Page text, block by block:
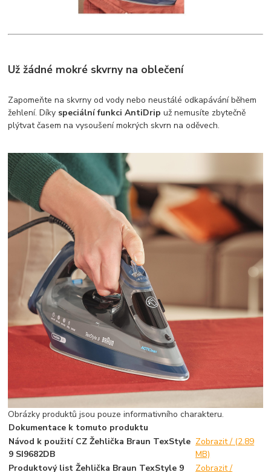
Už žádné mokré skvrny na oblečení
Zapomeňte na skvrny od vody nebo neustálé odkapávání během
žehlení. Díky speciální funkci AntiDrip už nemusíte zbytečně
plýtvat časem na vysoušení mokrých skvrn na oděvech.
Obrázky produktů jsou pouze informativního charakteru.
Dokumentace k tomuto produktu
Návod k použití CZ Žehlička Braun TexStyle
9 SI9682DB
Zobrazit / (2.89
MB)
Produktový list Žehlička Braun TexStyle 9
Zobrazit /